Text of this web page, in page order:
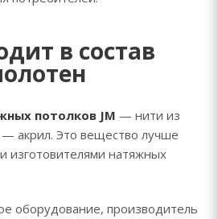
в состав
потолков JM — нити из
— акрил. Это вещество лучше
изготовителями натяжных
оборудование, производитель